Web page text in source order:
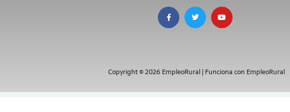
Copyright © 2026 EmpleoRural | Funciona con EmpleoRural